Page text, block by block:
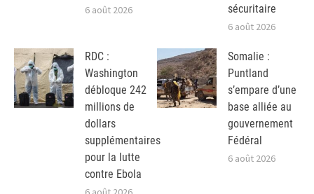
6 août 2026
sécuritaire
6 août 2026
RDC :
Washington
débloque 242
millions de
dollars
supplémentaires
pour la lutte
contre Ebola
Somalie :
Puntland
s’empare d’une
base alliée au
gouvernement
Fédéral
6 août 2026